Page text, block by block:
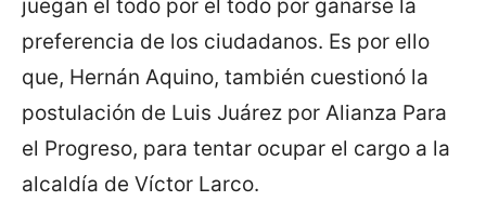
juegan el todo por el todo por ganarse la
preferencia de los ciudadanos. Es por ello
que, Hernán Aquino, también cuestionó la
postulación de Luis Juárez por Alianza Para
el Progreso, para tentar ocupar el cargo a la
alcaldía de Víctor Larco.